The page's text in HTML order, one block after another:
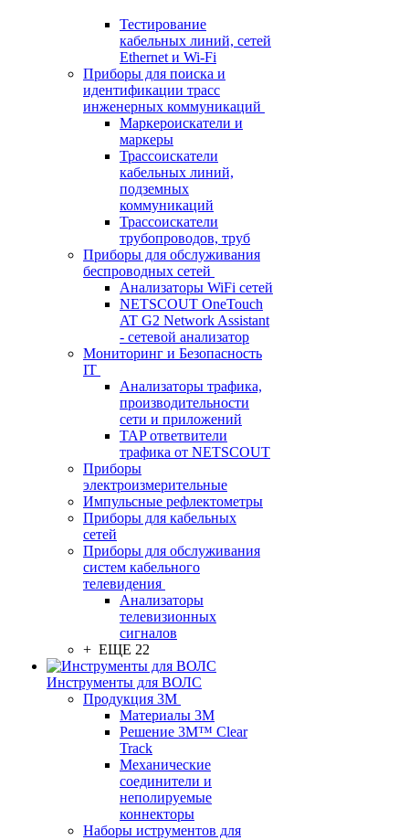
Тестирование
кабельных линий, сетей
Ethernet и Wi-Fi
Приборы для поиска и
идентификации трасс
инженерных коммуникаций
Маркероискатели и
маркеры
Трассоискатели
кабельных линий,
подземных
коммуникаций
Трассоискатели
трубопроводов, труб
Приборы для обслуживания
беспроводных сетей
Анализаторы WiFi сетей
NETSCOUT OneTouch
AT G2 Network Assistant
- сетевой анализатор
Мониторинг и Безопасность
IT
Анализаторы трафика,
производительности
сети и приложений
TAP ответвители
трафика от NETSCOUT
Приборы
электроизмерительные
Импульсные рефлектометры
Приборы для кабельных
сетей
Приборы для обслуживания
систем кабельного
телевидения
Анализаторы
телевизионных
сигналов
+ ЕЩЕ 22
Инструменты для ВОЛС
Продукция 3M
Материалы 3М
Решение 3M™ Clear
Track
Механические
соединители и
неполируемые
коннекторы
Наборы иструментов для